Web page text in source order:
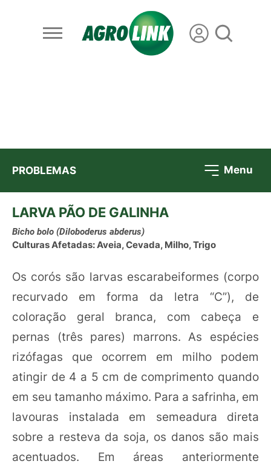
PROBLEMAS Menu
LARVA PÃO DE GALINHA
Bicho bolo (Diloboderus abderus)
Culturas Afetadas: Aveia, Cevada, Milho, Trigo
Os corós são larvas escarabeiformes (corpo
recurvado em forma da letra “C”), de
coloração geral branca, com cabeça e
pernas (três pares) marrons. As espécies
rizófagas que ocorrem em milho podem
atingir de 4 a 5 cm de comprimento quando
em seu tamanho máximo. Para a safrinha, em
lavouras instalada em semeadura direta
sobre a resteva da soja, os danos são mais
acentuados. Em áreas anteriormente